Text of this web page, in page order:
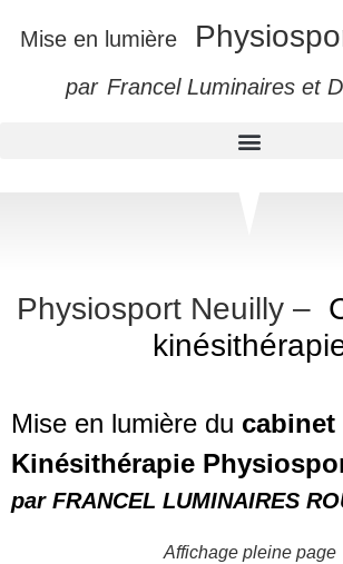
Mise en lumière
par Francel Luminaires et
Physiosport Neuilly –
Mise en lumière du cabinet
Kinésithérapie
par FRANCEL LUMINAIRES
Affichage pleine page